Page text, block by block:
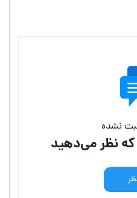
نشده
که نظر می‌دهید